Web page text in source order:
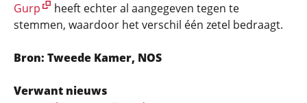
Gurp
heeft echter al aangegeven tegen te
stemmen, waardoor het verschil één zetel bedraagt.
Bron: Tweede Kamer, NOS
Verwant nieuws